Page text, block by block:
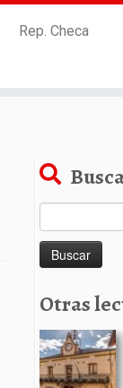
Rep. Checa
Otras